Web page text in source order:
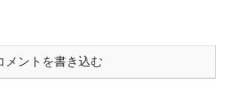
メントを書き込む